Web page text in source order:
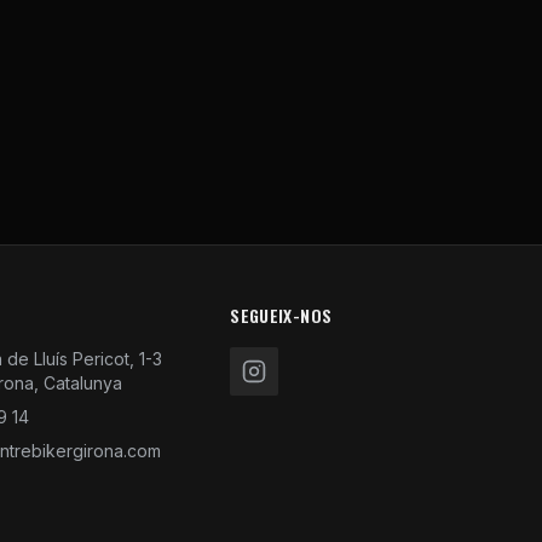
de Lluís Pericot, 1-3
Catalunya
14
SEGUEIX-NOS